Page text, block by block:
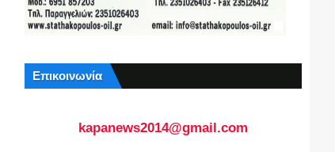
Επικοινωνία
kapanews2014@gmail.com